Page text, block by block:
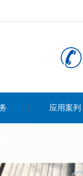
应用案列